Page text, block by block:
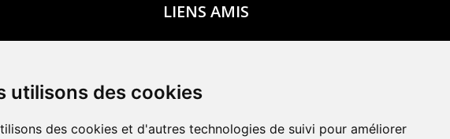
utilisons des cookies
des cookies et d'autres technologies de suivi pour améliorer
LIENS AMIS